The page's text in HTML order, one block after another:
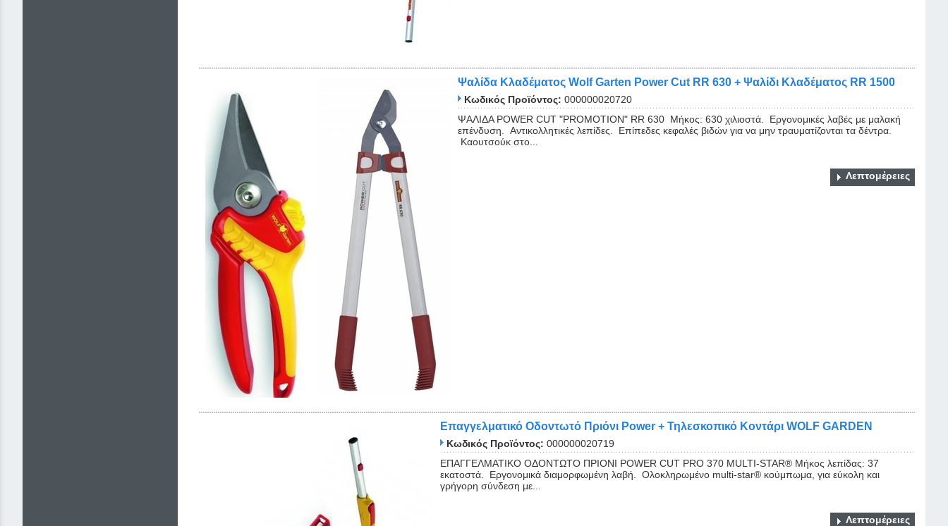
Ψαλίδα Κλαδέματος Wolf Garten Power Cut RR 630 + Ψαλίδι Κλαδέματος RR 1500
Κωδικός Προϊόντος: 000000020720
ΨΑΛΙΔΑ POWER CUT "PROMOTION" RR 630 Μήκος: 630 χιλιοστά. Εργονομικές λαβές με μαλακή
επένδυση. Αντικολλητικές λεπίδες. Επίπεδες κεφαλές βιδών για να μην τραυματίζονται τα δέντρα.
Καουτσούκ στο...
Λεπτομέρειες
Επαγγελματικό Οδοντωτό Πριόνι Power + Τηλεσκοπικό Κοντάρι WOLF GARDEN
Κωδικός Προϊόντος: 000000020719
ΕΠΑΓΓΕΛΜΑΤΙΚΟ ΟΔΟΝΤΩΤΟ ΠΡΙΟΝΙ POWER CUT PRO 370 MULTI-STAR® Μήκος λεπίδας: 37
εκατοστά. Εργονομικά διαμορφωμένη λαβή. Ολοκληρωμένο multi-star® κούμπωμα, για εύκολη και
γρήγορη σύνδεση με...
Λεπτομέρειες